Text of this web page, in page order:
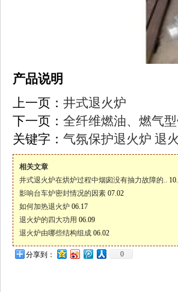
产品说明
上一页： 井式退火炉
下一页： 全纤维燃油、燃气
关键字： 气氛保护退火炉 退
相关文章
井式退火炉在烘炉过程中烟囱没有抽力故障的..
影响台车炉密封情况的因素 07.02
如何加热退火炉 06.17
退火炉的四大功用 06.09
退火炉由哪些结构组成 06.02
分享到： 0